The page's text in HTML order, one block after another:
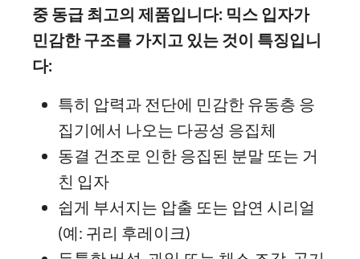
중 동급 최고의 제품입니다: 믹스 입자가
민감한 구조를 가지고 있는 것이 특징입니
다:
특히 압력과 전단에 민감한 유동층 응
집기에서 나오는 다공성 응집체
동결 건조로 인한 응집된 분말 또는 거
친 입자
쉽게 부서지는 압출 또는 압연 시리얼
(예: 귀리 후레이크)